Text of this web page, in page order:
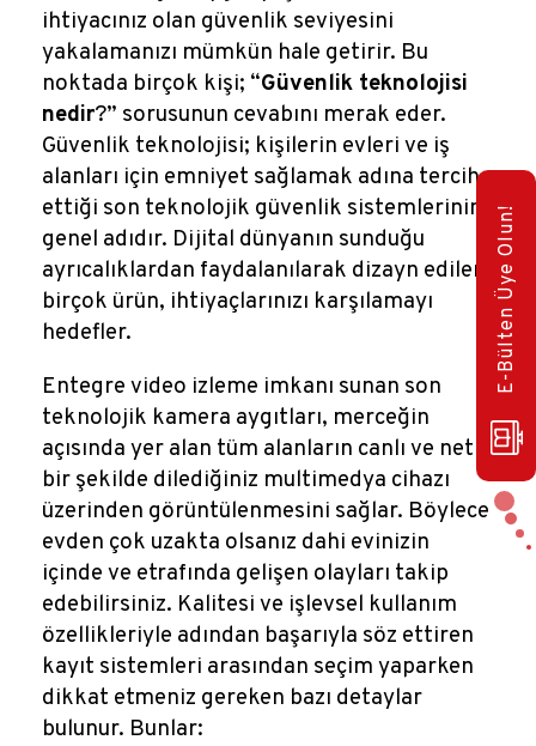
ihtiyacınız olan güvenlik seviyesini
yakalamanızı mümkün hale getirir. Bu
noktada birçok kişi; “Güvenlik teknolojisi
nedir?” sorusunun cevabını merak eder.
Güvenlik teknolojisi; kişilerin evleri ve iş
alanları için emniyet sağlamak adına tercih
ettiği son teknolojik güvenlik sistemlerinin
genel adıdır. Dijital dünyanın sunduğu
ayrıcalıklardan faydalanılarak dizayn edilen
birçok ürün, ihtiyaçlarınızı karşılamayı
hedefler.
Entegre video izleme imkanı sunan son
teknolojik kamera aygıtları, merceğin
açısında yer alan tüm alanların canlı ve net
bir şekilde dilediğiniz multimedya cihazı
üzerinden görüntülenmesini sağlar. Böylece
evden çok uzakta olsanız dahi evinizin
içinde ve etrafında gelişen olayları takip
edebilirsiniz. Kalitesi ve işlevsel kullanım
özellikleriyle adından başarıyla söz ettiren
kayıt sistemleri arasından seçim yaparken
dikkat etmeniz gereken bazı detaylar
bulunur. Bunlar:
E-Bülten Üye Olun!